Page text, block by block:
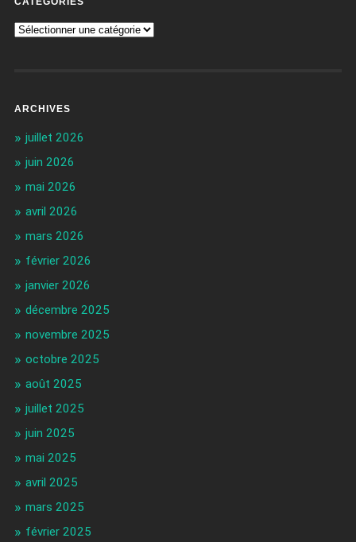
ARCHIVES
juillet 2026
juin 2026
mai 2026
avril 2026
mars 2026
février 2026
janvier 2026
décembre 2025
novembre 2025
octobre 2025
août 2025
juillet 2025
juin 2025
mai 2025
avril 2025
mars 2025
février 2025